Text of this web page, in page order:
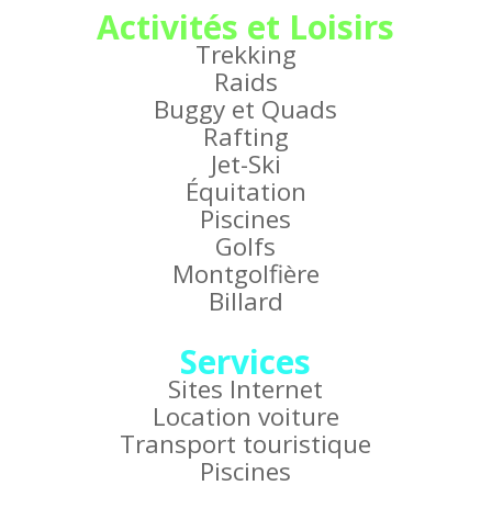
Activités et Loisirs
Trekking
Raids
Buggy et Quads
Rafting
Jet-Ski
Équitation
Piscines
Golfs
Montgolfière
Billard
Services
Sites Internet
Location voiture
Transport touristique
Piscines